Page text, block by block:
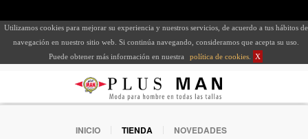
Utilizamos cookies para mejorar su experiencia y nuestros servicios, de acuerdo a tus hábitos de
navegación en nuestro sitio web. Si continúa navegando, consideramos que acepta su uso.
Puede obtener más información en nuestra
política de cookies X
INICIO TIENDA
NOVEDADES